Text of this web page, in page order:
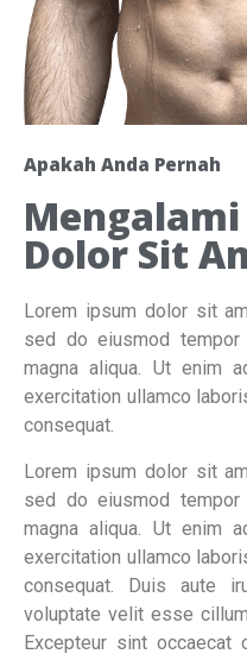
Apakah Anda Pernah
Dolor Sit
Lorem ipsum dolor sit
sed do eiusmod
magna aliqua. Ut enim
exercitation ullamco
consequat.
Lorem ipsum dolor sit
sed do eiusmod
magna aliqua. Ut enim
exercitation ullamco
consequat. Duis aute
voluptate velit esse
Excepteur sint occaecat